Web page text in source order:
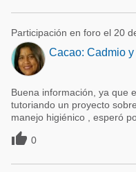
Participación en foro el 20
Cacao: Cadmio
Buena información, ya que
tutoriando un proyecto
manejo higiénico , esperó
 0